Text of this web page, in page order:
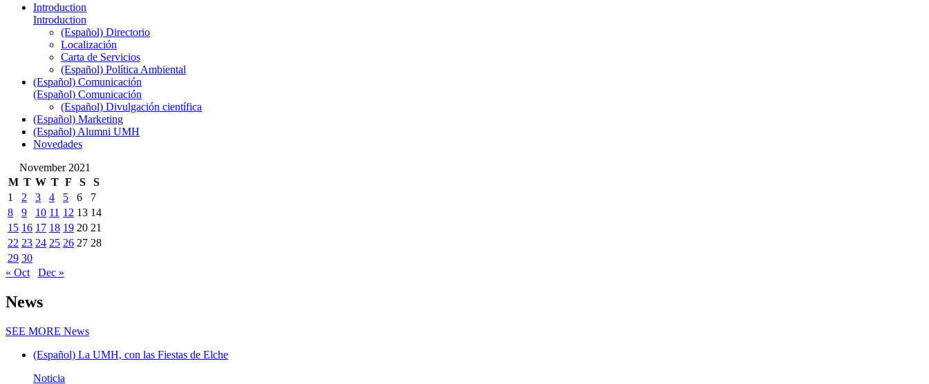
Introduction
Introduction
(Español) Directorio
Localización
Carta de Servicios
(Español) Política Ambiental
(Español) Comunicación
(Español) Comunicación
(Español) Divulgación científica
(Español) Marketing
(Español) Alumni UMH
Novedades
November 2021
M T W T F S
S
1
2 3 4 5 6
7
8
9 10 11 12 13 14
15 16 17 18 19 20 21
22 23 24 25 26 27 28
29 30
« Oct
Dec »
News
SEE MORE News
(Español) La UMH, con las Fiestas de Elche
Noticia